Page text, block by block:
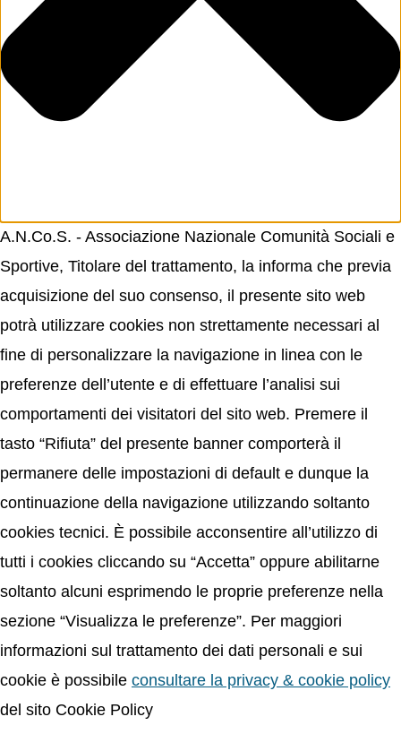
A.N.Co.S. - Associazione Nazionale Comunità Sociali e
Sportive, Titolare del trattamento, la informa che previa
acquisizione del suo consenso, il presente sito web
potrà utilizzare cookies non strettamente necessari al
fine di personalizzare la navigazione in linea con le
preferenze dell’utente e di effettuare l’analisi sui
comportamenti dei visitatori del sito web. Premere il
tasto “Rifiuta” del presente banner comporterà il
permanere delle impostazioni di default e dunque la
continuazione della navigazione utilizzando soltanto
cookies tecnici. È possibile acconsentire all’utilizzo di
tutti i cookies cliccando su “Accetta” oppure abilitarne
soltanto alcuni esprimendo le proprie preferenze nella
sezione “Visualizza le preferenze”. Per maggiori
informazioni sul trattamento dei dati personali e sui
cookie è possibile consultare la privacy & cookie policy
del sito Cookie Policy